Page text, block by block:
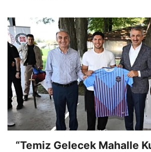
“Temiz Gelecek Mahalle